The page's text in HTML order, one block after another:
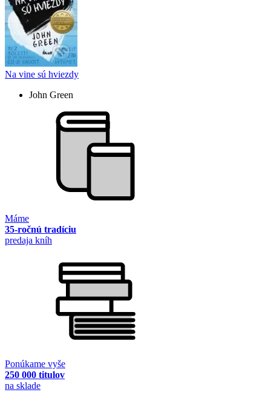
Na vine sú hviezdy
John Green
Máme
35-ročnú tradíciu
predaja kníh
Ponúkame vyše
250 000 titulov
na sklade